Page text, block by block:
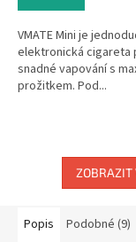
VMATE Mini je
elektronická cigareta
snadné vapování s
prožitkem. Pod...
ZOBRAZIT
Popis Podobné (9)